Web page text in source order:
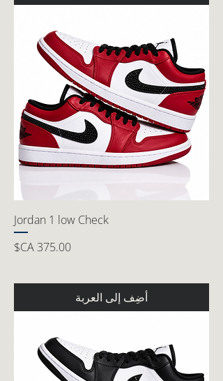
Jordan 1 low Check
السعر
أضِف إلى العربة